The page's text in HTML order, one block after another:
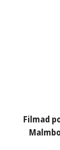
Filmad